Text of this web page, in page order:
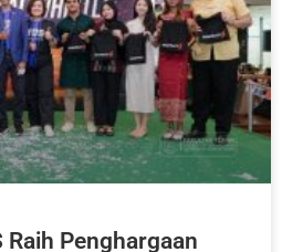
Raih Penghargaan